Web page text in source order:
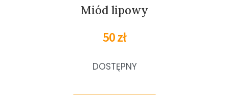
Miód lipowy
50 zł
DOSTĘPNY